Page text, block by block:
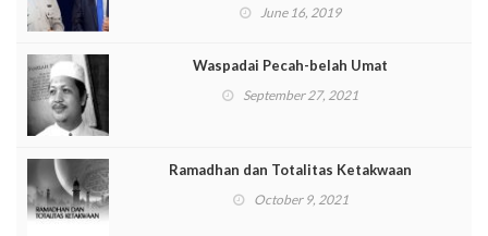
June 16, 2019
Waspadai Pecah-belah Umat
September 27, 2021
Ramadhan dan Totalitas Ketakwaan
October 9, 2021